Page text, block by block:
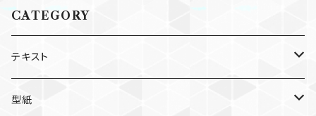
CATEGORY
テキスト
個人利用版
型紙